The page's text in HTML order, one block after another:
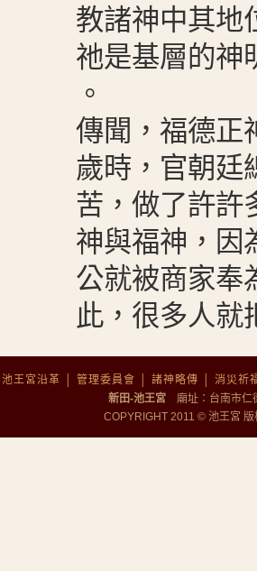
教諸神中其地
祂是基層的神
。
傳聞，福德正
歲時，官朝廷
苦，做了許許
神與福神，因
公就被商家奉
此，很多人就
池王宮沿革 管理委員會 諸神略傳
消災祈
新田-池王宮 廟址：台南市仁
COPYRIGHT 2011 © 池王宮